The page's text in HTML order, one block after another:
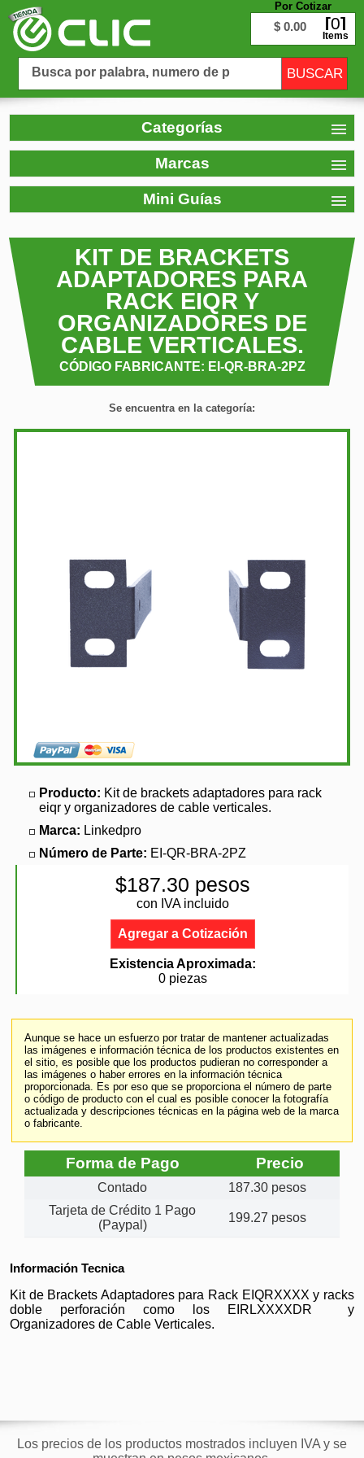
Por Cotizar
$ 0.00 0
Items
Categorías
Marcas
Mini Guías
KIT DE BRACKETS
ADAPTADORES PARA
RACK EIQR Y
ORGANIZADORES DE
CABLE VERTICALES.
CÓDIGO FABRICANTE: EI-QR-BRA-2PZ
Se encuentra en la categoría:
Producto: Kit de brackets adaptadores para rack
eiqr y organizadores de cable verticales.
Marca: Linkedpro
Número de Parte: EI-QR-BRA-2PZ
$187.30 pesos
con IVA incluido
Agregar a Cotización
Existencia Aproximada:
0 piezas
Aunque se hace un esfuerzo por tratar de mantener actualizadas
las imágenes e información técnica de los productos existentes en
el sitio, es posible que los productos pudieran no corresponder a
las imágenes o haber errores en la información técnica
proporcionada. Es por eso que se proporciona el número de parte
o código de producto con el cual es posible conocer la fotografía
actualizada y descripciones técnicas en la página web de la marca
o fabricante.
Forma de Pago Precio
Contado
187.30 pesos
Tarjeta de Crédito 1 Pago
(Paypal)
199.27 pesos
Información Tecnica
Kit de Brackets Adaptadores para Rack EIQRXXXX y racks
doble perforación como los EIRLXXXXDR y
Organizadores de Cable Verticales.
Los precios de los productos mostrados incluyen IVA y se